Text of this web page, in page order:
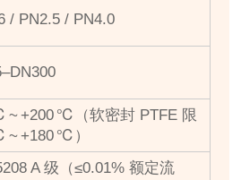
/ PN2.5 / PN4.0
~ +200 ℃（软密封 PTFE 限
~ +180 ℃）
A 级（≤0.01% 额定流